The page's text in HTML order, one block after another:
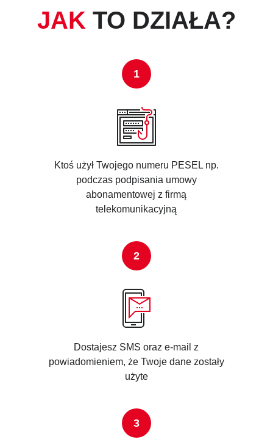
JAK TO DZIAŁA?
Ktoś użył Twojego numeru PESEL np.
podczas podpisania umowy
abonamentowej z firmą
telekomunikacyjną
Dostajesz SMS oraz e-mail z
powiadomieniem, że Twoje dane zostały
użyte